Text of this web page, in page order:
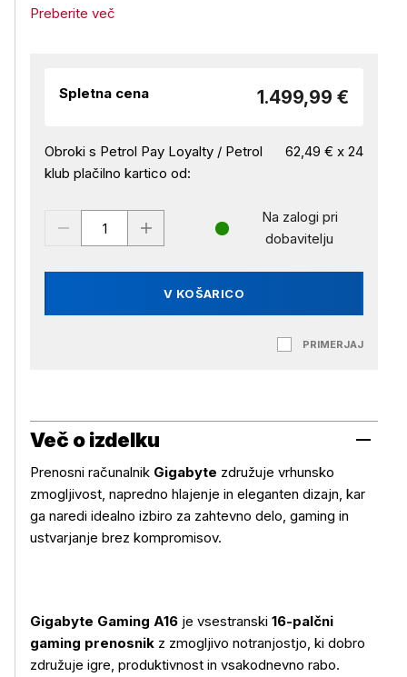
Preberite več
Spletna cena 1.499,99 €
Obroki s Petrol Pay Loyalty / Petrol
klub plačilno kartico od:
62,49 € x 24
V KOŠARICO
Na zalogi pri
dobavitelju
PRIMERJAJ
Več o izdelku
Prenosni računalnik Gigabyte združuje vrhunsko
zmogljivost, napredno hlajenje in eleganten dizajn, kar
ga naredi idealno izbiro za zahtevno delo, gaming in
ustvarjanje brez kompromisov.
Gigabyte Gaming A16 je vsestranski 16-palčni
gaming prenosnik z zmogljivo notranjostjo, ki dobro
združuje igre, produktivnost in vsakodnevno rabo.